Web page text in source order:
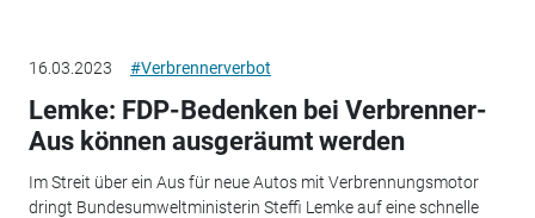
16.03.2023 #Verbrennerverbot
Lemke: FDP-Bedenken bei Verbrenner-
Aus können ausgeräumt werden
Im Streit über ein Aus für neue Autos mit Verbrennungsmotor
dringt Bundesumweltministerin Steffi Lemke auf eine schnelle